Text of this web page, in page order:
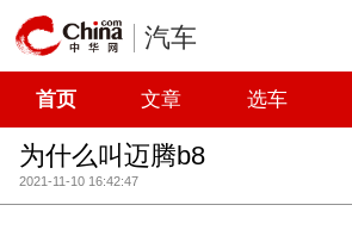
汽车
首页 文章 选车
为什么叫迈腾b8
2021-11-10 16:42:47